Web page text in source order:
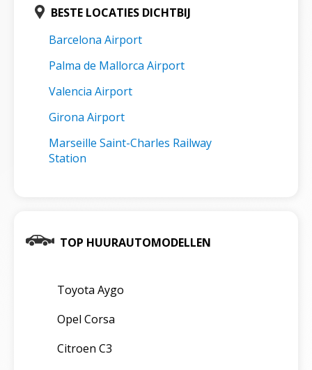
BESTE LOCATIES DICHTBIJ
Barcelona Airport
Palma de Mallorca Airport
Valencia Airport
Girona Airport
Marseille Saint-Charles Railway
Station
TOP HUURAUTOMODELLEN
Toyota Aygo
Opel Corsa
Citroen C3